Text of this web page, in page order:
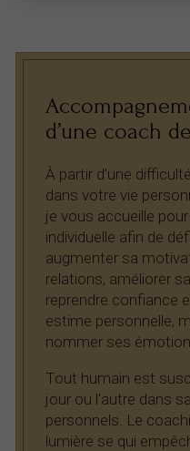
d’une coach
À partir d’une
dans votre vie
je vous accueille
individuelle afin de
augmenter sa
relations, améliorer
reprendre confiance
estime personnelle,
nommer ses
Tout humain est
jour ou l'autre dans
personnels. Le
lumière se qui